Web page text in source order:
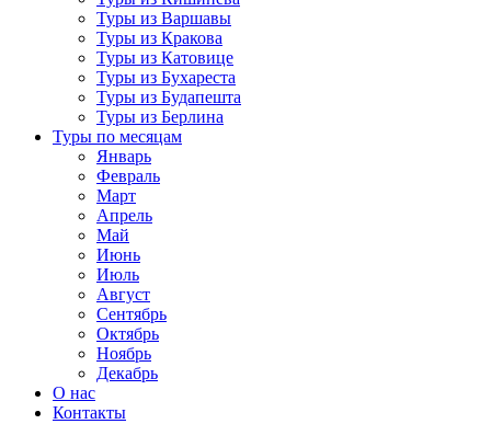
Туры из Варшавы
Туры из Кракова
Туры из Катовице
Туры из Бухареста
Туры из Будапешта
Туры из Берлина
Туры по месяцам
Январь
Февраль
Март
Апрель
Май
Июнь
Июль
Август
Сентябрь
Октябрь
Ноябрь
Декабрь
О нас
Контакты